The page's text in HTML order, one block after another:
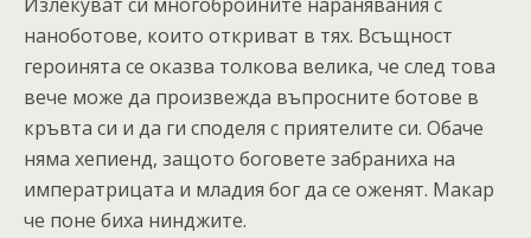
наноботове, които откриват в тях. Всъщност
героинята се оказва толкова велика, че след това
вече може да произвежда въпросните ботове в
кръвта си и да ги споделя с приятелите си. Обаче
няма хепиенд, защото боговете забраниха на
императрицата и младия бог да се оженят. Макар
че поне биха нинджите.